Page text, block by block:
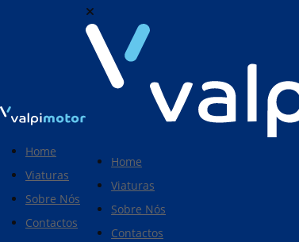
Home
Viaturas
Sobre Nós
Contactos
Home
Viaturas
Sobre Nós
Contactos